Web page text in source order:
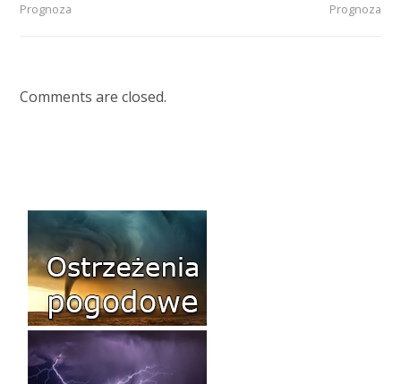
Prognoza Prognoza
Comments are closed.